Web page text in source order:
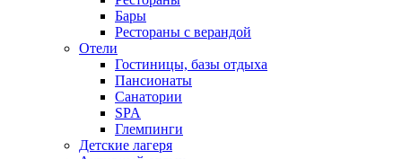
Бары
Рестораны с верандой
Отели
Гостиницы, базы отдыха
Пансионаты
Санатории
SPA
Глемпинги
Детские лагеря